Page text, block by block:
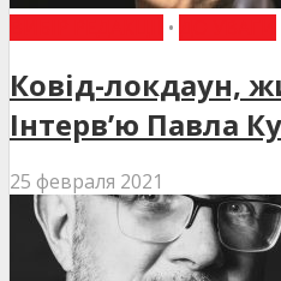
•
Ковід-локдаун,
Інтерв’ю Павла
25 февраля 2021